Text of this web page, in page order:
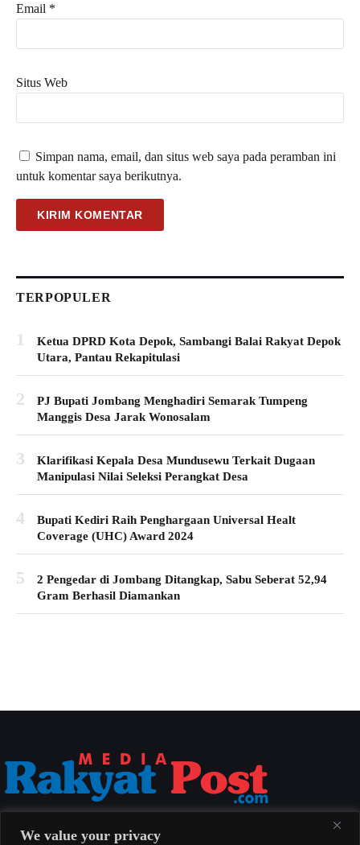
We value your privacy
Email *
Situs Web
Simpan nama, email, dan situs web saya pada peramban ini
untuk komentar saya berikutnya.
TERPOPULER
1
Ketua DPRD Kota Depok, Sambangi Balai Rakyat Depok
Utara, Pantau Rekapitulasi
2
PJ Bupati Jombang Menghadiri Semarak Tumpeng
Manggis Desa Jarak Wonosalam
3
Klarifikasi Kepala Desa Mundusewu Terkait Dugaan
Manipulasi Nilai Seleksi Perangkat Desa
4
Bupati Kediri Raih Penghargaan Universal Healt
Coverage (UHC) Award 2024
5
2 Pengedar di Jombang Ditangkap, Sabu Seberat 52,94
Gram Berhasil Diamankan